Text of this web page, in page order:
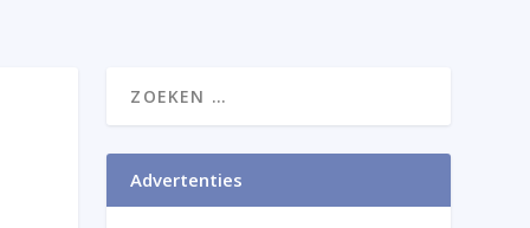
Advertenties